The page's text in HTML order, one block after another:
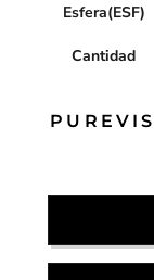
Esfera(ESF)
Cantidad